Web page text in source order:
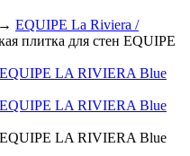
→ EQUIPE La Riviera /
плитка для стен EQUIPE